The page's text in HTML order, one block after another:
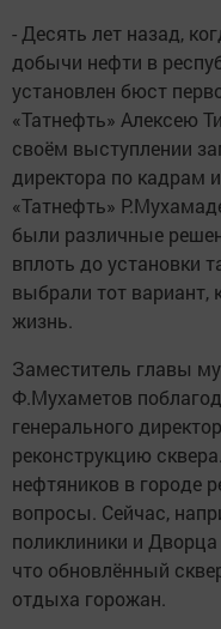
- Десять лет назад,
добычи нефти в
установлен бюст
«Татнефть» Алексею
своём выступлении
директора по кадрам
«Татнефть»
были различные
вплоть до установки
выбрали тот вариант,
жизнь.
Заместитель главы
Ф.Мухаметов
генерального
реконструкцию
нефтяников в городе
вопросы. Сейчас,
поликлиники и
что обновлённый
отдыха горожан.